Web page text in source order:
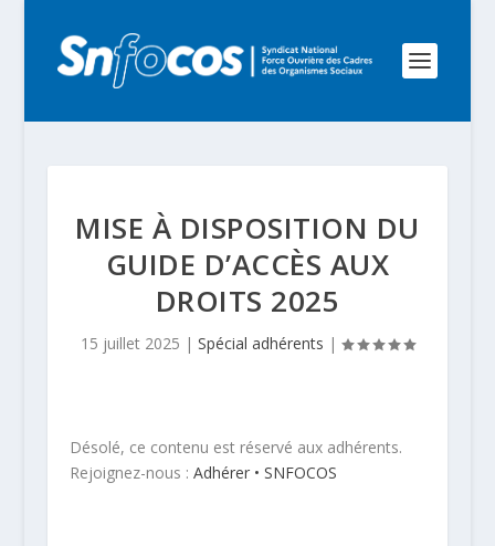
MISE À DISPOSITION DU
GUIDE D’ACCÈS AUX
DROITS 2025
15 juillet 2025 | Spécial adhérents |
Désolé, ce contenu est réservé aux adhérents.
Rejoignez-nous : Adhérer • SNFOCOS